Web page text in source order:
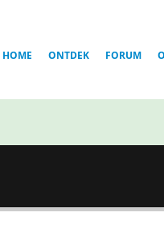
HOME ONTDEK FORUM